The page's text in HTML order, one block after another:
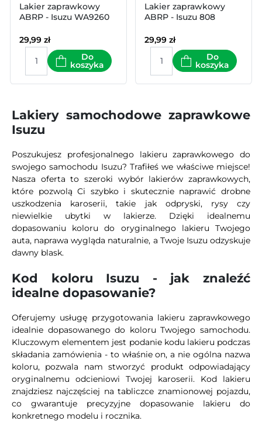
Lakier zaprawkowy
ABRP - Isuzu WA9260
29,99 zł
Do
koszyka
Lakier zaprawkowy
ABRP - Isuzu 808
29,99 zł
Do
koszyka
Lakiery samochodowe zaprawkowe
Isuzu
Poszukujesz profesjonalnego lakieru zaprawkowego do
swojego samochodu Isuzu? Trafiłeś we właściwe miejsce!
Nasza oferta to szeroki wybór lakierów zaprawkowych,
które pozwolą Ci szybko i skutecznie naprawić drobne
uszkodzenia karoserii, takie jak odpryski, rysy czy
niewielkie ubytki w lakierze. Dzięki idealnemu
dopasowaniu koloru do oryginalnego lakieru Twojego
auta, naprawa wygląda naturalnie, a Twoje Isuzu odzyskuje
dawny blask.
Kod koloru Isuzu - jak znaleźć
idealne dopasowanie?
Oferujemy usługę przygotowania lakieru zaprawkowego
idealnie dopasowanego do koloru Twojego samochodu.
Kluczowym elementem jest podanie kodu lakieru podczas
składania zamówienia - to właśnie on, a nie ogólna nazwa
koloru, pozwala nam stworzyć produkt odpowiadający
oryginalnemu odcieniowi Twojej karoserii. Kod lakieru
znajdziesz najczęściej na tabliczce znamionowej pojazdu,
co gwarantuje precyzyjne dopasowanie lakieru do
konkretnego modelu i rocznika.